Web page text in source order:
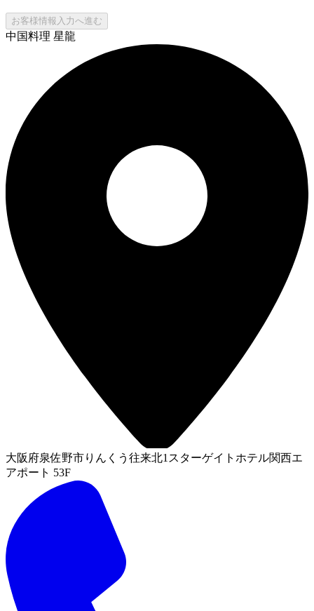
お客様情報入力へ進む
中国料理 星龍
大阪府泉佐野市りんくう往来北1スターゲイトホテル関西エ
アポート 53F